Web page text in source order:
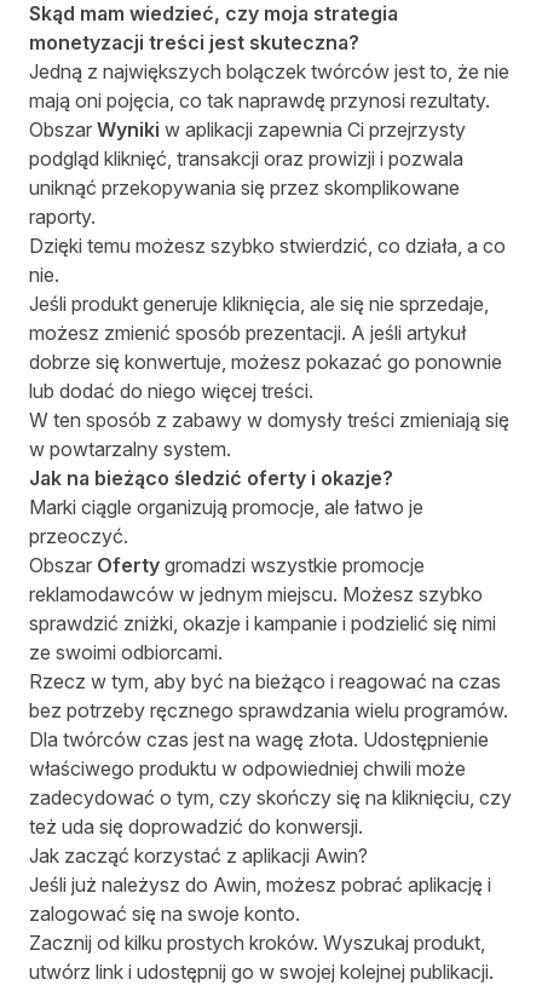
Skąd mam wiedzieć, czy moja strategia
monetyzacji treści jest skuteczna?
Jedną z największych bolączek twórców jest to, że nie
mają oni pojęcia, co tak naprawdę przynosi rezultaty.
Obszar Wyniki w aplikacji zapewnia Ci przejrzysty
podgląd kliknięć, transakcji oraz prowizji i pozwala
uniknąć przekopywania się przez skomplikowane
raporty.
Dzięki temu możesz szybko stwierdzić, co działa, a co
nie.
Jeśli produkt generuje kliknięcia, ale się nie sprzedaje,
możesz zmienić sposób prezentacji. A jeśli artykuł
dobrze się konwertuje, możesz pokazać go ponownie
lub dodać do niego więcej treści.
W ten sposób z zabawy w domysły treści zmieniają się
w powtarzalny system.
Jak na bieżąco śledzić oferty i okazje?
Marki ciągle organizują promocje, ale łatwo je
przeoczyć.
Obszar Oferty gromadzi wszystkie promocje
reklamodawców w jednym miejscu. Możesz szybko
sprawdzić zniżki, okazje i kampanie i podzielić się nimi
ze swoimi odbiorcami.
Rzecz w tym, aby być na bieżąco i reagować na czas
bez potrzeby ręcznego sprawdzania wielu programów.
Dla twórców czas jest na wagę złota. Udostępnienie
właściwego produktu w odpowiedniej chwili może
zadecydować o tym, czy skończy się na kliknięciu, czy
też uda się doprowadzić do konwersji.
Jak zacząć korzystać z aplikacji Awin?
Jeśli już należysz do Awin, możesz pobrać aplikację i
zalogować się na swoje konto.
Zacznij od kilku prostych kroków. Wyszukaj produkt,
utwórz link i udostępnij go w swojej kolejnej publikacji.